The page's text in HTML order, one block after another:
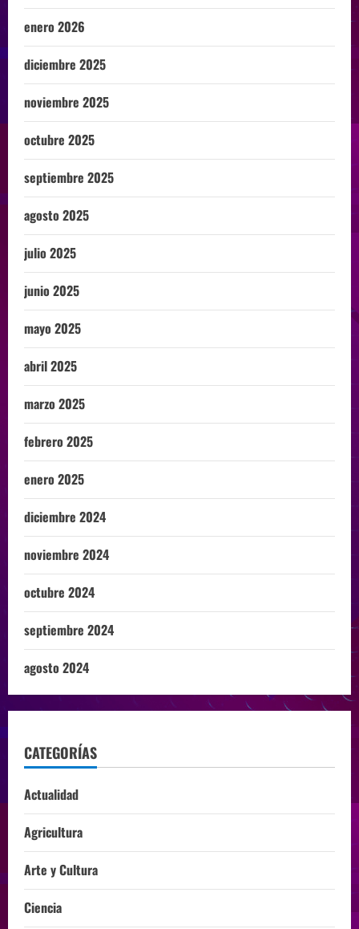
enero 2026
diciembre 2025
noviembre 2025
octubre 2025
septiembre 2025
agosto 2025
julio 2025
junio 2025
mayo 2025
abril 2025
marzo 2025
febrero 2025
enero 2025
diciembre 2024
noviembre 2024
octubre 2024
septiembre 2024
agosto 2024
CATEGORÍAS
Actualidad
Agricultura
Arte y Cultura
Ciencia